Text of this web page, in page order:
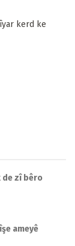
kerd ke
de zî bêro
ameyê